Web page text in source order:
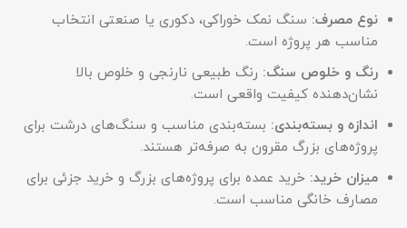
نوع مصرف: سنگ نمک خوراکی، دکوری یا صنعتی انتخاب
مناسب هر پروژه است.
رنگ و خلوص سنگ: رنگ طبیعی نارنجی و خلوص بالا
نشان‌دهنده کیفیت واقعی است.
اندازه و بسته‌بندی: بسته‌بندی مناسب و سنگ‌های درشت برای
پروژه‌های بزرگ مقرون به صرفه‌تر هستند.
میزان خرید: خرید عمده برای پروژه‌های بزرگ و خرید جزئی برای
مصارف خانگی مناسب است.